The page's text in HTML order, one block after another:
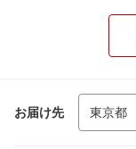
お届け先